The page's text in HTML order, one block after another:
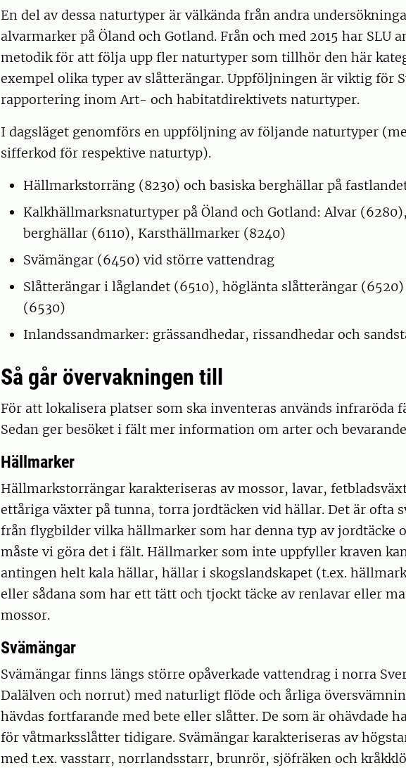
En del av dessa naturtyper är välkända från andra
alvarmarker på Öland och Gotland. Från och med 2015 har SLU
metodik för att följa upp fler naturtyper som tillhör den här
exempel olika typer av slåtterängar. Uppföljningen är viktig för
rapportering inom Art- och habitatdirektivets naturtyper.
I dagsläget genomförs en uppföljning av följande naturtyper
sifferkod för respektive naturtyp).
Hällmarkstorräng (8230) och basiska berghällar på
Kalkhällmarksnaturtyper på Öland och Gotland: Alvar
berghällar (6110), Karsthällmarker (8240)
Svämängar (6450) vid större vattendrag
Slåtterängar i låglandet (6510), höglänta slåtterängar
(6530)
Inlandssandmarker: grässandhedar, rissandhedar och
Så går övervakningen till
För att lokalisera platser som ska inventeras används infraröda
Sedan ger besöket i fält mer information om arter och
Hällmarker
Hällmarkstorrängar karakteriseras av mossor, lavar,
ettåriga växter på tunna, torra jordtäcken vid hällar. Det är ofta
från flygbilder vilka hällmarker som har denna typ av jordtäcke
måste vi göra det i fält. Hällmarker som inte uppfyller kraven
antingen helt kala hällar, hällar i skogslandskapet (t.ex.
eller sådana som har ett tätt och tjockt täcke av renlavar eller
mossor.
Svämängar
Svämängar finns längs större opåverkade vattendrag i norra
Dalälven och norrut) med naturligt flöde och årliga
hävdas fortfarande med bete eller slåtter. De som är ohävdade
för våtmarksslåtter tidigare. Svämängar karakteriseras av
med t.ex. vasstarr, norrlandsstarr, brunrör, sjöfräken och